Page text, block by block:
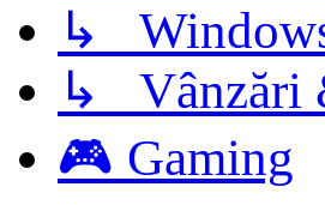
↳
↳ Vânzări
🎮 Gaming